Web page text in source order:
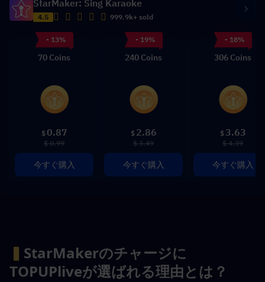
StarMaker: Sing Karaoke
4.5 999.9k+ sold
- 13%
70 Coins
$ 0.87
$ 0.99
今すぐ購入
- 19%
240 Coins
$ 2.86
$ 3.49
今すぐ購入
- 18%
306 Coins
$ 3.63
$ 4.39
今すぐ購入
▍ StarMakerのチャージに
TOPUPliveが選ばれる理由とは？